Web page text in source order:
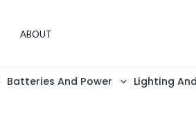
ABOUT
Lighting
Batteries And Power